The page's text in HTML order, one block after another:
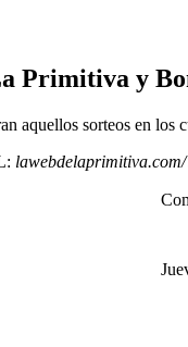
Primitiva y
aquellos sorteos en los